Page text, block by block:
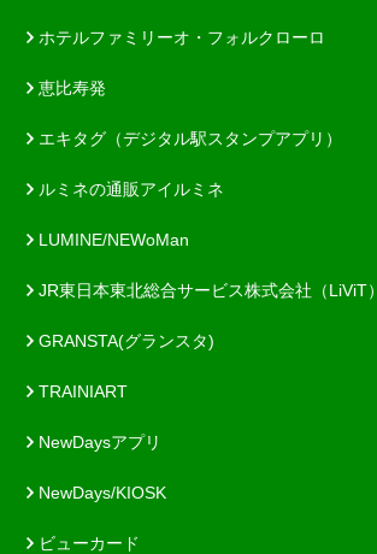
ホテルファミリーオ・フォルクローロ
恵比寿発
エキタグ（デジタル駅スタンプアプリ）
ルミネの通販アイルミネ
LUMINE/NEWoMan
JR東日本東北総合サービス株式会社（LiViT）
GRANSTA(グランスタ)
TRAINIART
NewDaysアプリ
NewDays/KIOSK
ビューカード